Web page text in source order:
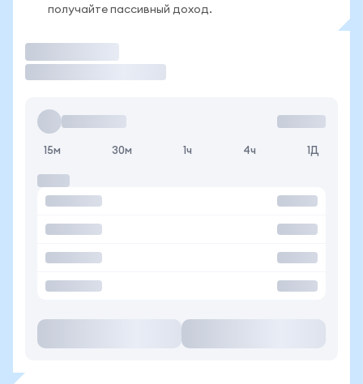
получайте пассивный доход.
15м 30м 1ч 4ч 1Д